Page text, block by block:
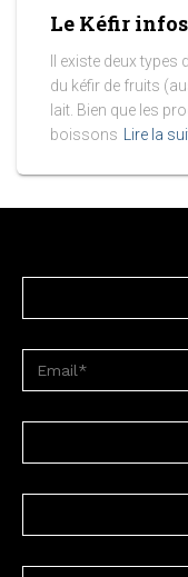
Le Kéfir
Il existe deux
du kéfir de fruits
lait. Bien que les
boissons
Lire la